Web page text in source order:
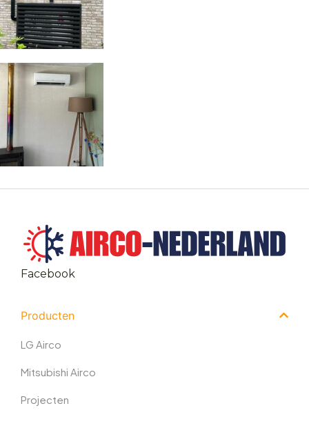
Facebook
Producten
LG Airco
Mitsubishi Airco
Projecten